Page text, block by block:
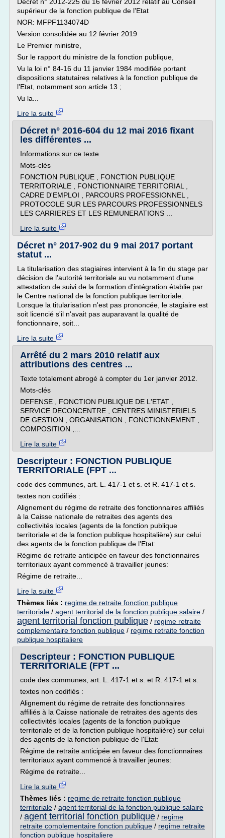
supérieur de la fonction publique de l'Etat
NOR: MFPF1134074D
Version consolidée au 12 février 2019
Le Premier ministre,
Sur le rapport du ministre de la fonction publique,
Vu la loi n° 84-16 du 11 janvier 1984 modifiée portant
dispositions statutaires relatives à la fonction publique de
l'Etat, notamment son article 13 ;
Vu la...
Lire la suite
Décret n° 2016-604 du 12 mai 2016 fixant
les différentes ...
Informations sur ce texte
Mots-clés
FONCTION PUBLIQUE , FONCTION PUBLIQUE
TERRITORIALE , FONCTIONNAIRE TERRITORIAL ,
CADRE D'EMPLOI , PARCOURS PROFESSIONNEL ,
PROTOCOLE SUR LES PARCOURS PROFESSIONNELS
LES CARRIERES ET LES REMUNERATIONS ...
Lire la suite
Décret n° 2017-902 du 9 mai 2017 portant
statut ...
La titularisation des stagiaires intervient à la fin du stage par
décision de l'autorité territoriale au vu notamment d'une
attestation de suivi de la formation d'intégration établie par
le Centre national de la fonction publique territoriale.
Lorsque la titularisation n'est pas prononcée, le stagiaire est
soit licencié s'il n'avait pas auparavant la qualité de
fonctionnaire, soit...
Lire la suite
Arrêté du 2 mars 2010 relatif aux
attributions des centres ...
Texte totalement abrogé à compter du 1er janvier 2012.
Mots-clés
DEFENSE , FONCTION PUBLIQUE DE L'ETAT ,
SERVICE DECONCENTRE , CENTRES MINISTERIELS
DE GESTION , ORGANISATION , FONCTIONNEMENT ,
COMPOSITION ,...
Lire la suite
Descripteur : FONCTION PUBLIQUE
TERRITORIALE (FPT ...
code des communes, art. L. 417-1 et s. et R. 417-1 et s.
textes non codifiés :
Alignement du régime de retraite des fonctionnaires affiliés
à la Caisse nationale de retraites des agents des
collectivités locales (agents de la fonction publique
territoriale et de la fonction publique hospitalière) sur celui
des agents de la fonction publique de l'Etat:
Régime de retraite anticipée en faveur des fonctionnaires
territoriaux ayant commencé à travailler jeunes:
Régime de retraite...
Lire la suite
Thèmes liés : regime de retraite fonction publique
territoriale / agent territorial de la fonction publique salaire /
agent territorial fonction publique / regime retraite
complementaire fonction publique / regime retraite fonction
publique hospitaliere
Descripteur : FONCTION PUBLIQUE
TERRITORIALE (FPT ...
code des communes, art. L. 417-1 et s. et R. 417-1 et s.
textes non codifiés :
Alignement du régime de retraite des fonctionnaires
affiliés à la Caisse nationale de retraites des agents des
collectivités locales (agents de la fonction publique
territoriale et de la fonction publique hospitalière) sur celui
des agents de la fonction publique de l'Etat:
Régime de retraite anticipée en faveur des fonctionnaires
territoriaux ayant commencé à travailler jeunes:
Régime de retraite...
Lire la suite
Thèmes liés : regime de retraite fonction publique
territoriale / agent territorial de la fonction publique salaire
/ agent territorial fonction publique / regime
retraite complementaire fonction publique / regime retraite
fonction publique hospitaliere